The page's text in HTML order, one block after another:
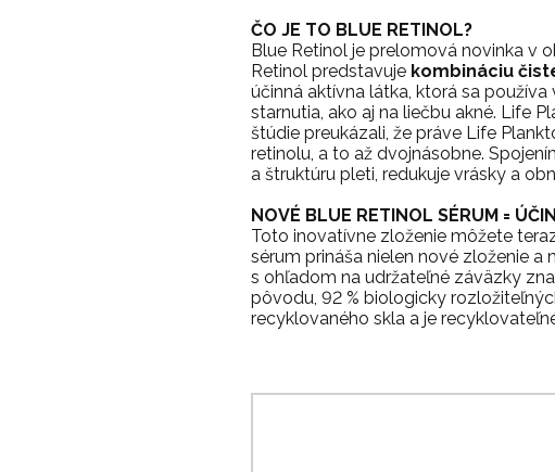
ČO JE TO BLUE RETINOL?
Blue Retinol je prelomová novinka v
Retinol predstavuje kombináciu
účinná aktívna látka, ktorá sa
starnutia, ako aj na liečbu akné. Life
štúdie preukázali, že práve Life
retinolu, a to až dvojnásobne.
a štruktúru pleti, redukuje vrásky a
NOVÉ BLUE RETINOL SÉRUM =
Toto inovatívne zloženie môžete
sérum prináša nielen nové zloženie
s ohľadom na udržateľné záväzky
pôvodu, 92 % biologicky
recyklovaného skla a je